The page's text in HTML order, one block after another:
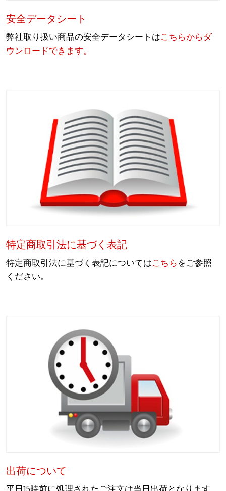
安全データシート
弊社取り扱い商品の安全データシートはこちらからダ
ウンロードできます。
特定商取引法に基づく表記
特定商取引法に基づく表記についてはこちら をご参照
ください。
出荷について